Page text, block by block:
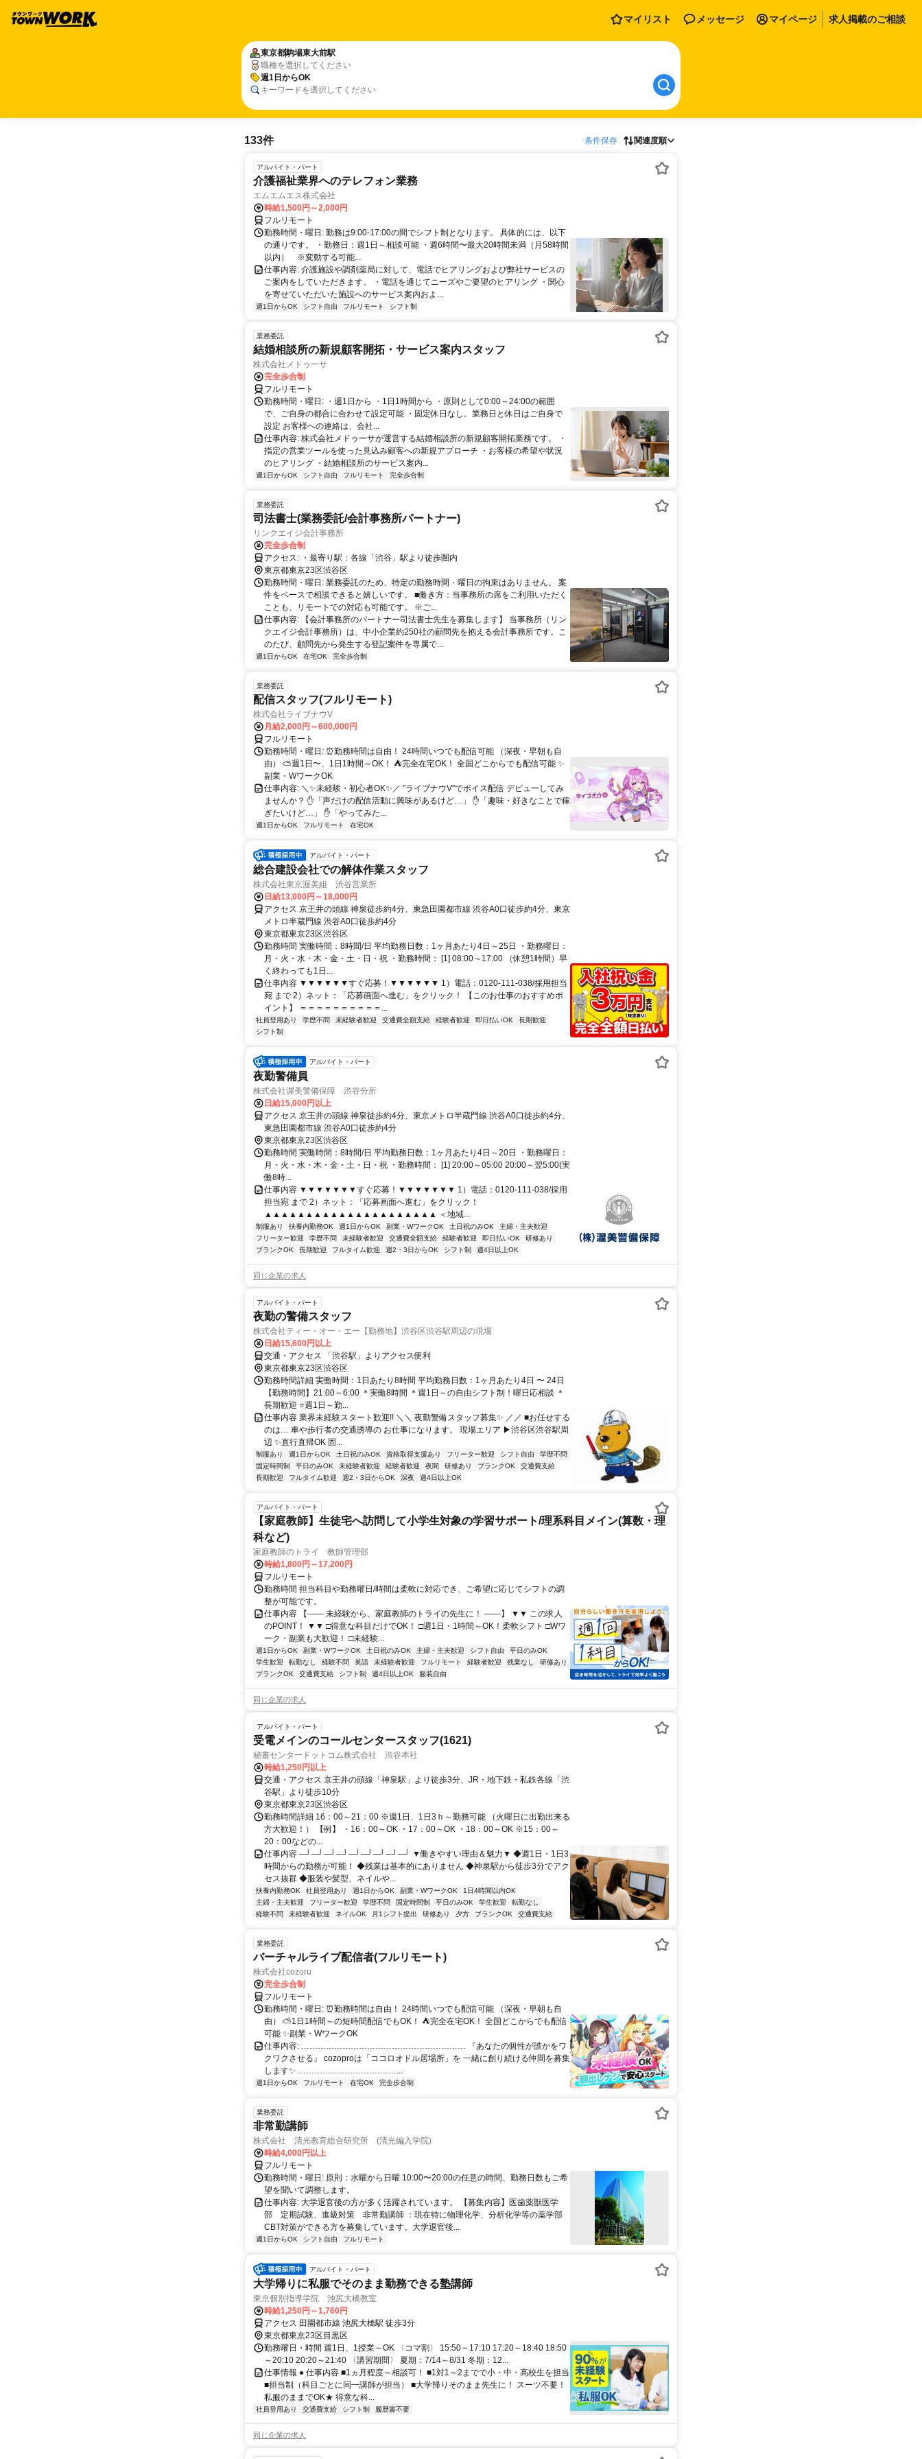
マイリスト メッセージ マイページ 求人掲載のご相談
東京都駒場東大前駅
職種を選択してください
週1日からOK
キーワードを選択してください
133件 条件保存 関連度順
アルバイト・パート
介護福祉業界へのテレフォン業務
エムエムエス株式会社
時給1,500円～2,000円
フルリモート
勤務時間・曜日: 勤務は9:00-17:00の間でシフト制となります。 具体的には、以下
の通りです。 ・勤務日：週1日～相談可能 ・週6時間〜最大20時間未満（月58時間
以内） ※変動する可能...
仕事内容: 介護施設や調剤薬局に対して、電話でヒアリングおよび弊社サービスの
ご案内をしていただきます。 ・電話を通じてニーズやご要望のヒアリング ・関心
を寄せていただいた施設へのサービス案内およ...
週1日からOK シフト自由 フルリモート シフト制
業務委託
結婚相談所の新規顧客開拓・サービス案内スタッフ
株式会社メドゥーサ
完全歩合制
フルリモート
勤務時間・曜日: ・週1日から ・1日1時間から ・原則として0:00～24:00の範囲
で、ご自身の都合に合わせて設定可能 ・固定休日なし。業務日と休日はご自身で
設定 お客様への連絡は、会社...
仕事内容: 株式会社メドゥーサが運営する結婚相談所の新規顧客開拓業務です。 ・
指定の営業ツールを使った見込み顧客への新規アプローチ ・お客様の希望や状況
のヒアリング ・結婚相談所のサービス案内...
週1日からOK シフト自由 フルリモート 完全歩合制
業務委託
司法書士(業務委託/会計事務所パートナー)
リンクエイジ会計事務所
完全歩合制
アクセス: ・最寄り駅：各線「渋谷」駅より徒歩圏内
東京都東京23区渋谷区
勤務時間・曜日: 業務委託のため、特定の勤務時間・曜日の拘束はありません。 案
件をベースで相談できると嬉しいです。 ■働き方：当事務所の席をご利用いただく
ことも、リモートでの対応も可能です。 ※ご...
仕事内容: 【会計事務所のパートナー司法書士先生を募集します】 当事務所（リン
クエイジ会計事務所）は、中小企業約250社の顧問先を抱える会計事務所です。こ
のたび、顧問先から発生する登記案件を専属で...
週1日からOK 在宅OK 完全歩合制
業務委託
配信スタッフ(フルリモート)
株式会社ライブナウV
月給2,000円～600,000円
フルリモート
勤務時間・曜日: ⏰勤務時間は自由！ 24時間いつでも配信可能 （深夜・早朝も自
由） ⛅週1日〜、1日1時間～OK！ ⛺完全在宅OK！ 全国どこからでも配信可能 ✨
副業・WワークOK
仕事内容: ＼✨未経験・初心者OK✨／ "ライブナウV"でボイス配信 デビューしてみ
ませんか？ ✋「声だけの配信活動に興味があるけど…」 ✋「趣味・好きなことで稼
ぎたいけど…」 ✋「やってみた...
週1日からOK フルリモート 在宅OK
アルバイト・パート
総合建設会社での解体作業スタッフ
株式会社東京渥美組 渋谷営業所
日給13,000円～18,000円
アクセス 京王井の頭線 神泉徒歩約4分、東急田園都市線 渋谷A0口徒歩約4分、東京
メトロ半蔵門線 渋谷A0口徒歩約4分
東京都東京23区渋谷区
勤務時間 実働時間：8時間/日 平均勤務日数：1ヶ月あたり4日～25日 ・勤務曜日：
月・火・水・木・金・土・日・祝 ・勤務時間： [1] 08:00～17:00 （休憩1時間）早
く終わっても1日...
仕事内容 ▼▼▼▼▼▼すぐ応募！▼▼▼▼▼▼ 1）電話：0120-111-038/採用担当
宛 まで 2）ネット：「応募画面へ進む」をクリック！ 【このお仕事のおすすめポ
イント】 ＝＝＝＝＝＝＝＝＝＝...
社員登用あり 学歴不問 未経験者歓迎 交通費全額支給 経験者歓迎 即日払いOK
長期歓迎
シフト制
アルバイト・パート
夜勤警備員
株式会社渥美警備保障 渋谷分所
日給15,000円以上
アクセス 京王井の頭線 神泉徒歩約4分、東京メトロ半蔵門線 渋谷A0口徒歩約4分、
東急田園都市線 渋谷A0口徒歩約4分
東京都東京23区渋谷区
勤務時間 実働時間：8時間/日 平均勤務日数：1ヶ月あたり4日～20日 ・勤務曜日：
月・火・水・木・金・土・日・祝 ・勤務時間： [1] 20:00～05:00 20:00～翌5:00(実
働8時...
仕事内容 ▼▼▼▼▼▼▼すぐ応募！▼▼▼▼▼▼▼ 1）電話：0120-111-038/採用
担当宛 まで 2）ネット：「応募画面へ進む」をクリック！
▲▲▲▲▲▲▲▲▲▲▲▲▲▲▲▲▲▲▲▲▲ ＜地域...
制服あり 扶養内勤務OK 週1日からOK 副業・WワークOK 土日祝のみOK
主婦・主夫歓迎
フリーター歓迎
学歴不問 未経験者歓迎 交通費全額支給 経験者歓迎 即日払いOK
研修あり
ブランクOK
長期歓迎 フルタイム歓迎 週2・3日からOK シフト制 週4日以上OK
同じ企業の求人
アルバイト・パート
夜勤の警備スタッフ
株式会社ティー・オー・エー【勤務地】渋谷区渋谷駅周辺の現場
日給15,600円以上
交通・アクセス 「渋谷駅」よりアクセス便利
東京都東京23区渋谷区
勤務時間詳細 実働時間：1日あたり8時間 平均勤務日数：1ヶ月あたり4日 〜 24日
【勤務時間】21:00～6:00 ＊実働8時間 ＊週1日～の自由シフト制！曜日応相談 ＊
長期歓迎 ⭐週1日～勤...
仕事内容 業界未経験スタート歓迎!! ＼＼ 夜勤警備スタッフ募集✨ ／／ ■お任せする
のは… 車や歩行者の交通誘導の お仕事になります。 現場エリア ▶渋谷区渋谷駅周
辺 ✨直行直帰OK 固...
制服あり 週1日からOK 土日祝のみOK 資格取得支援あり フリーター歓迎 シフト自由
学歴不問
固定時間制
平日のみOK 未経験者歓迎 経験者歓迎 夜間 研修あり ブランクOK
交通費支給
長期歓迎
フルタイム歓迎 週2・3日からOK 深夜 週4日以上OK
アルバイト・パート
【家庭教師】生徒宅へ訪問して小学生対象の学習サポート/理系科目メイン(算数・理
科など)
家庭教師のトライ 教師管理部
時給1,800円～17,200円
フルリモート
勤務時間 担当科目や勤務曜日/時間は柔軟に対応でき、ご希望に応じてシフトの調
整が可能です。
仕事内容 【―― 未経験から、家庭教師のトライの先生に！ ――】 ▼▼ この求人
のPOINT！ ▼▼ □得意な科目だけでOK！ □週1日・1時間～OK！柔軟シフト □Wワ
ーク・副業も大歓迎！ □未経験...
週1日からOK 副業・WワークOK 土日祝のみOK 主婦・主夫歓迎 シフト自由
平日のみOK
学生歓迎
転勤なし 経験不問 英語 未経験者歓迎 フルリモート 経験者歓迎 残業なし
研修あり
ブランクOK
交通費支給 シフト制 週4日以上OK 服装自由
同じ企業の求人
アルバイト・パート
受電メインのコールセンタースタッフ(1621)
秘書センタードットコム株式会社 渋谷本社
時給1,250円以上
交通・アクセス 京王井の頭線「神泉駅」より徒歩3分、JR・地下鉄・私鉄各線「渋
谷駅」より徒歩10分
東京都東京23区渋谷区
勤務時間詳細 16：00～21：00 ※週1日、1日3ｈ～勤務可能 （火曜日に出勤出来る
方大歓迎！） 【例】 ・16：00～OK ・17：00～OK ・18：00～OK ※15：00～
20：00などの...
仕事内容 ─┘─┘─┘─┘─┘─┘─┘─┘─┘ ▼働きやすい理由＆魅力▼ ◆週1日・1日3
時間からの勤務が可能！ ◆残業は基本的にありません ◆神泉駅から徒歩3分でアク
セス抜群 ◆服装や髪型、ネイルや...
扶養内勤務OK 社員登用あり 週1日からOK 副業・WワークOK
1日4時間以内OK
主婦・主夫歓迎
フリーター歓迎 学歴不問 固定時間制 平日のみOK 学生歓迎
転勤なし
経験不問
未経験者歓迎 ネイルOK 月1シフト提出 研修あり 夕方 ブランクOK 交通費支給
業務委託
バーチャルライブ配信者(フルリモート)
株式会社cozoru
完全歩合制
フルリモート
勤務時間・曜日: ⏰勤務時間は自由！ 24時間いつでも配信可能 （深夜・早朝も自
由） ⛅1日1時間～の短時間配信でもOK！ ⛺完全在宅OK！ 全国どこからでも配信
可能 ✨副業・WワークOK
仕事内容: …………………………………………………… 『あなたの個性が誰かをワ
クワクさせる』 cozoproは「ココロオドル居場所」を 一緒に創り続ける仲間を募集
します✨ ………………………………...
週1日からOK フルリモート 在宅OK 完全歩合制
業務委託
非常勤講師
株式会社 清光教育総合研究所 (清光編入学院)
時給4,000円以上
フルリモート
勤務時間・曜日: 原則：水曜から日曜 10:00〜20:00の任意の時間、勤務日数もご希
望を聞いて調整します。
仕事内容: 大学退官後の方が多く活躍されています。 【募集内容】医歯薬獣医学
部 定期試験、進級対策 非常勤講師 ：現在特に物理化学、分析化学等の薬学部
CBT対策ができる方を募集しています。大学退官後...
週1日からOK シフト自由 フルリモート
アルバイト・パート
大学帰りに私服でそのまま勤務できる塾講師
東京個別指導学院 池尻大橋教室
時給1,250円～1,760円
アクセス 田園都市線 池尻大橋駅 徒歩3分
東京都東京23区目黒区
勤務曜日・時間 週1日、1授業～OK 〈コマ割〉 15:50～17:10 17:20～18:40 18:50
～20:10 20:20～21:40 〈講習期間〉 夏期：7/14～8/31 冬期：12...
仕事情報 ● 仕事内容 ■1ヵ月程度～相談可！ ■1対1～2までで小・中・高校生を担当
■担当制（科目ごとに同一講師が担当） ■大学帰りそのまま先生に！ スーツ不要！
私服のままでOK★ 得意な科...
社員登用あり 交通費支給 シフト制 履歴書不要
同じ企業の求人